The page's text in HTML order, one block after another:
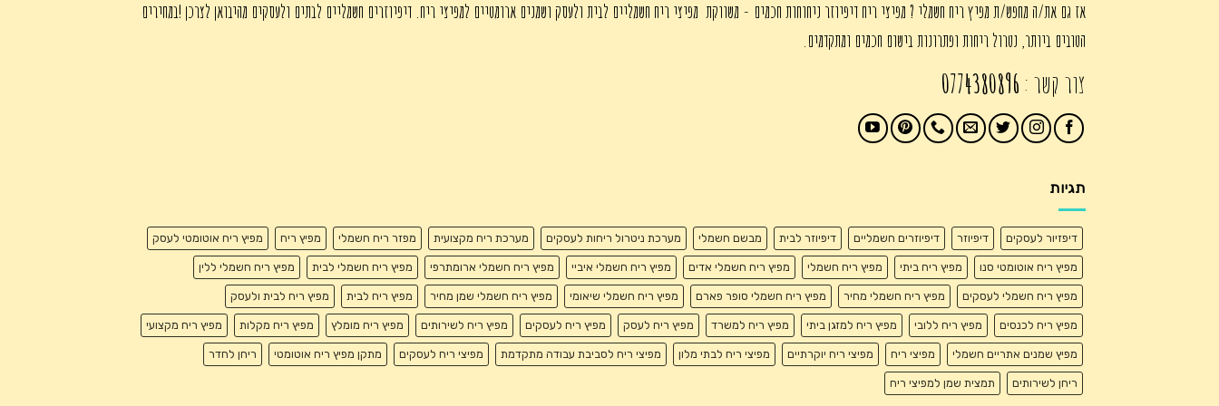
אז גם את/ה מחפש/ת מפיץ ריח חשמלי ? מפיצי ריח דיפיוזר ניחוחות חכמים - משווקת מפיצי ריח חשמליים לבית ולעסק ושמנים ארומטיים למפיצי ריח. דיפיוזרים חשמליים לבתים ולעסקים מהיבואן לצרכן !במחירים
הטובים ביותר, נטרול ריחות ופתרונות בישום חכמים ומתקדמים.
צור קשר : 0774380896
תגיות
דיפזיור לעסקים דיפיוזר דיפיוזרים חשמליים דיפיוזר לבית מבשם חשמלי מערכת ניטרול ריחות לעסקים מערכת ריח מקצועית מפזר ריח חשמלי מפיץ ריח מפיץ ריח אוטומטי לעסק
מפיץ ריח אוטומטי סנו מפיץ ריח ביתי מפיץ ריח חשמלי מפיץ ריח חשמלי אדים מפיץ ריח חשמלי איביי מפיץ ריח חשמלי ארומתרפי מפיץ ריח חשמלי לבית מפיץ ריח חשמלי ללין
מפיץ ריח חשמלי לעסקים מפיץ ריח חשמלי מחיר מפיץ ריח חשמלי סופר פארם מפיץ ריח חשמלי שיאומי מפיץ ריח חשמלי שמן מחיר מפיץ ריח לבית מפיץ ריח לבית ולעסק
מפיץ ריח לכנסים מפיץ ריח ללובי מפיץ ריח למזגן ביתי מפיץ ריח למשרד מפיץ ריח לעסק מפיץ ריח לעסקים מפיץ ריח לשירותים מפיץ ריח מומלץ מפיץ ריח מקלות מפיץ ריח מקצועי
מפיץ שמנים אתריים חשמלי מפיצי ריח מפיצי ריח יוקרתיים מפיצי ריח לבתי מלון מפיצי ריח לסביבת עבודה מתקדמת מפיצי ריח לעסקים מתקן מפיץ ריח אוטומטי ריחן לחדר
ריחן לשירותים תמצית שמן למפיצי ריח